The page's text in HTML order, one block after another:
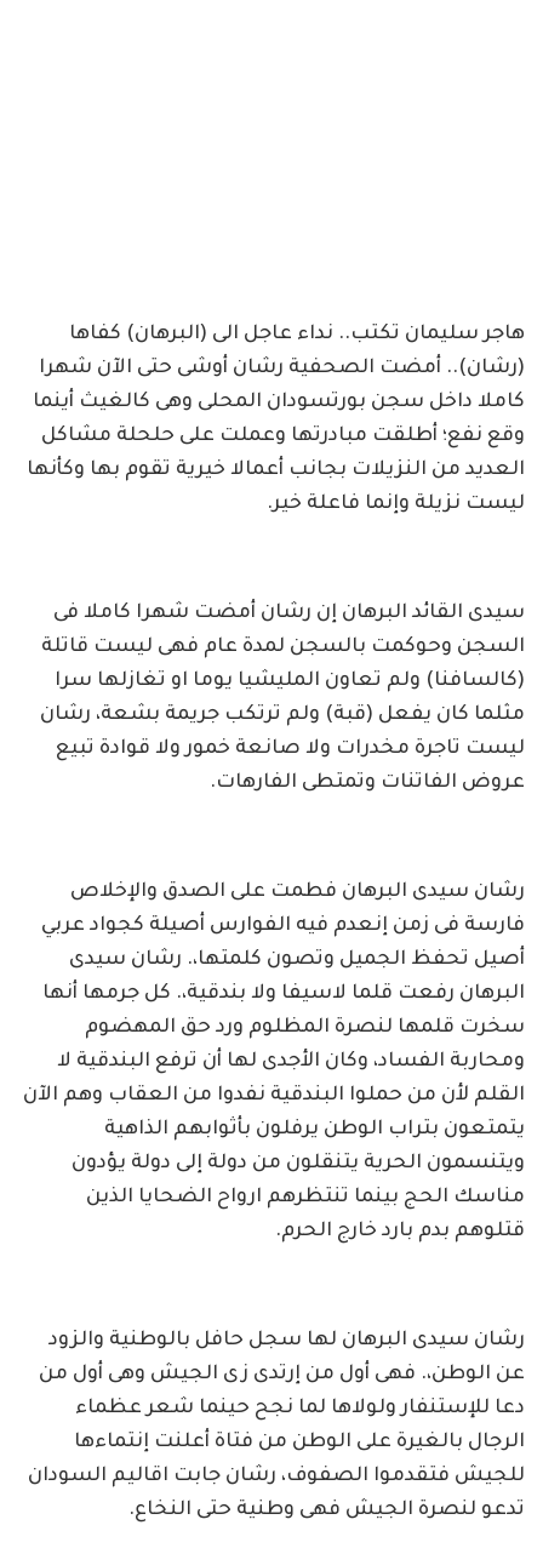
هاجر سليمان تكتب.. نداء عاجل الى (البرهان) كفاها
(رشان).. أمضت الصحفية رشان أوشى حتى الآن شهرا
كاملا داخل سجن بورتسودان المحلى وهى كالغيث أينما
وقع نفع؛ أطلقت مبادرتها وعملت على حلحلة مشاكل
العديد من النزيلات بجانب أعمالا خيرية تقوم بها وكأنها
ليست نزيلة وإنما فاعلة خير.
سيدى القائد البرهان إن رشان أمضت شهرا كاملا فى
السجن وحوكمت بالسجن لمدة عام فهى ليست قاتلة
(كالسافنا) ولم تعاون المليشيا يوما او تغازلها سرا
مثلما كان يفعل (قبة) ولم ترتكب جريمة بشعة، رشان
ليست تاجرة مخدرات ولا صانعة خمور ولا قوادة تبيع
عروض الفاتنات وتمتطى الفارهات.
رشان سيدى البرهان فطمت على الصدق والإخلاص
فارسة فى زمن إنعدم فيه الفوارس أصيلة كجواد عربي
أصيل تحفظ الجميل وتصون كلمتها،. رشان سيدى
البرهان رفعت قلما لاسيفا ولا بندقية،. كل جرمها أنها
سخرت قلمها لنصرة المظلوم ورد حق المهضوم
ومحاربة الفساد، وكان الأجدى لها أن ترفع البندقية لا
القلم لأن من حملوا البندقية نفدوا من العقاب وهم الآن
يتمتعون بتراب الوطن يرفلون بأثوابهم الذاهية
ويتنسمون الحرية يتنقلون من دولة إلى دولة يؤدون
مناسك الحج بينما تنتظرهم ارواح الضحايا الذين
قتلوهم بدم بارد خارج الحرم.
رشان سيدى البرهان لها سجل حافل بالوطنية والزود
عن الوطن،. فهى أول من إرتدى زى الجيش وهى أول من
دعا للإستنفار ولولاها لما نجح حينما شعر عظماء
الرجال بالغيرة على الوطن من فتاة أعلنت إنتماءها
للجيش فتقدموا الصفوف، رشان جابت اقاليم السودان
تدعو لنصرة الجيش فهى وطنية حتى النخاع.